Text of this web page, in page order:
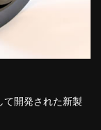
て開発された新製